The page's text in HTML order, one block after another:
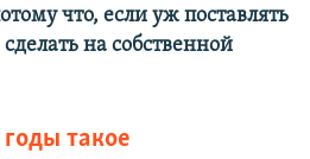
что, если уж поставлять
на собственной
такое